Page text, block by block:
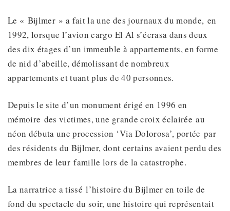
Le « Bijlmer » a fait la une des journaux du monde, en
1992, lorsque l’avion cargo El Al s’écrasa dans deux
des dix étages d’un immeuble à appartements, en forme
de nid d’abeille, démolissant de nombreux
appartements et tuant plus de 40 personnes.
Depuis le site d’un monument érigé en 1996 en
mémoire des victimes, une grande croix éclairée au
néon débuta une procession ‘Via Dolorosa’, portée par
des résidents du Bijlmer, dont certains avaient perdu des
membres de leur famille lors de la catastrophe.
La narratrice a tissé l’histoire du Bijlmer en toile de
fond du spectacle du soir, une histoire qui représentait